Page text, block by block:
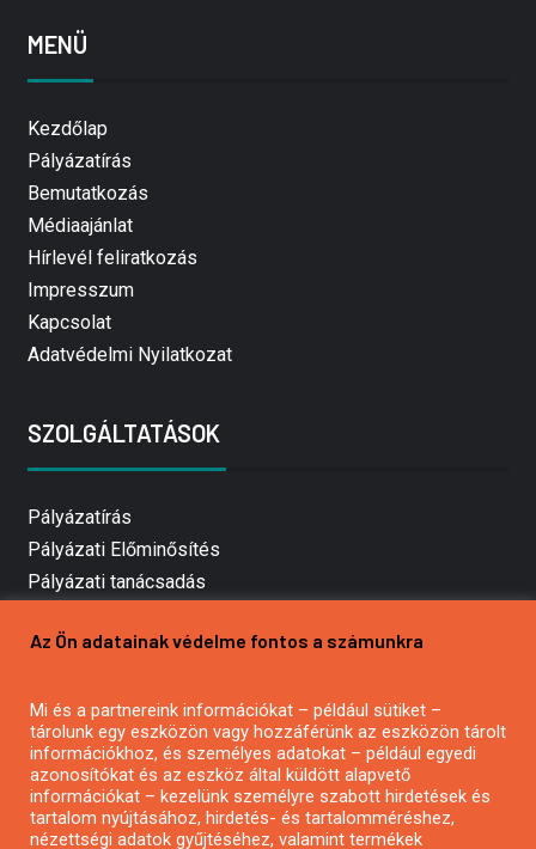
MENÜ
Kezdőlap
Pályázatírás
Bemutatkozás
Médiaajánlat
Hírlevél feliratkozás
Impresszum
Kapcsolat
Adatvédelmi Nyilatkozat
SZOLGÁLTATÁSOK
Pályázatírás
Pályázati Előminősítés
Pályázati tanácsadás
Mezőgazdasági pályázatírás
Pályázatírás civil szervezeteknek
Pályázatírás önkormányzatoknak
Pályázatfigyelés
Specifikus pályázatfigyelés vagy hírlevél
Az Ön adatainak védelme fontos a számunkra
Mi és a partnereink információkat – például sütiket –
tárolunk egy eszközön vagy hozzáférünk az eszközön tárolt
információkhoz, és személyes adatokat – például egyedi
azonosítókat és az eszköz által küldött alapvető
információkat – kezelünk személyre szabott hirdetések és
tartalom nyújtásához, hirdetés- és tartalomméréshez,
nézettségi adatok gyűjtéséhez, valamint termékek